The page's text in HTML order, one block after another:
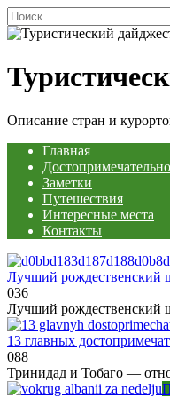
Перейти
к
содержанию
Search
for:
Описание стран и
Главная
Заметки
Путешествия
Интересные места
Контакты
Лучший рождественский
036
Лучший рождественский
13 главных
088
Тринидад и Тобаго —